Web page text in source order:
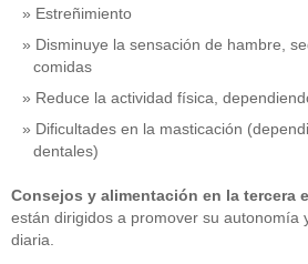
Estreñimiento
Disminuye la sensación de hambre,
comidas
Reduce la actividad física,
Dificultades en la masticación
dentales)
Consejos y alimentación en la tercera
están dirigidos a promover su autonomía
diaria.